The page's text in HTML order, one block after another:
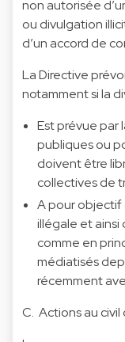
non autorisée
ou divulgation
d’un accord de
La Directive
notamment si la
Est prévue par
publiques ou
doivent être
collectives de
A pour objectif
illégale et ainsi
comme en
médiatisés
récemment
C. Actions au